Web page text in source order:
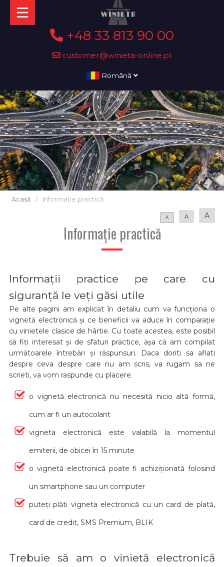
+48 33 813 90 00
customer@winieta-online.pl
Română
Acasă / Informație practică
A A A
Informație practică
Informații practice pe care cu
siguranță le veți găsi utile
Pe alte pagini am explicat în detaliu cum va funcționa o
vignetă electronică și ce beneficii va aduce în comparație
cu vinietele clasice de hârtie. Cu toate acestea, este posibil
să fiți interesat și de sfaturi practice, așa că am compilat
următoarele întrebări și răspunsuri. Daca doriti sa aflati
despre ceva despre care nu am scris, va rugam sa ne
scrieti, va vom raspunde cu placere.
o vignetă electronică nu necesită nicio altă formă,
cum ar fi un autocolant
vigneta electronică este valabilă la momentul
emiterii, de obicei în 15 minute
o vignetă electronică poate fi achiziționată folosind
un smartphone sau un computer
puteți plăti vigneta electronică cu un card de plată,
card de credit, SMS Premium, BLIK
Trebuie să am o vinietă electronică